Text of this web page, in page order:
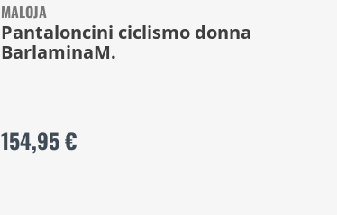
MALOJA
Pantaloncini ciclismo donna
BarlaminaM.
154,95 €